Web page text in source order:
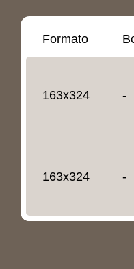
Formato
163x324 -
163x324 -